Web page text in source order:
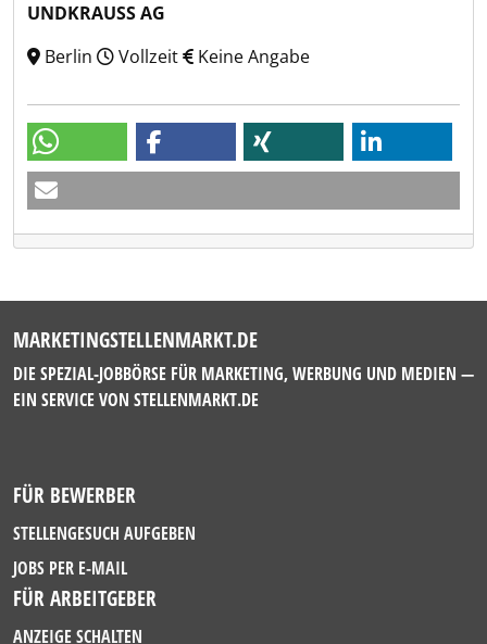
UNDKRAUSS AG
Berlin
Vollzeit Keine Angabe
MARKETINGSTELLENMARKT.DE
DIE SPEZIAL-JOBBÖRSE FÜR MARKETING, WERBUNG UND MEDIEN —
EIN SERVICE VON STELLENMARKT.DE
FÜR BEWERBER
STELLENGESUCH AUFGEBEN
JOBS PER E-MAIL
FÜR ARBEITGEBER
ANZEIGE SCHALTEN